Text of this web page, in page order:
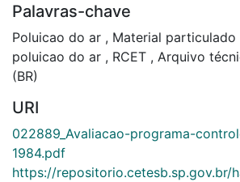
Palavras-chave
Poluicao do ar , Material particulado
poluicao do ar , RCET , Arquivo
(BR)
URI
022889_Avaliacao-programa-
1984.pdf
https://repositorio.cetesb.sp.gov.br/